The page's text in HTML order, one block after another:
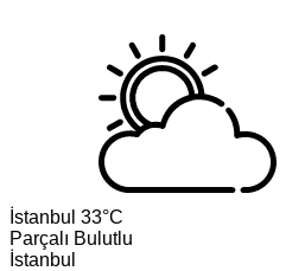
İstanbul 33°C
Parçalı Bulutlu
İstanbul